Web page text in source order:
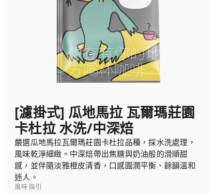
[濾掛式] 瓜地馬拉 瓦爾瑪莊園
卡杜拉 水洗/中深焙
嚴選瓜地馬拉瓦爾瑪莊園卡杜拉品種，採水洗處理，
風味乾淨細緻。中深焙帶出焦糖與奶油般的滑順甜
感，並伴隨淡雅橙皮清香，口感圓潤平衡、餘韻溫和
迷人。
風味指引